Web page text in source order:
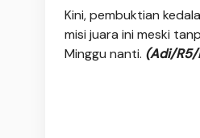
Kini, pembuktian
misi juara ini meski
Minggu nanti. (Adi/R5/